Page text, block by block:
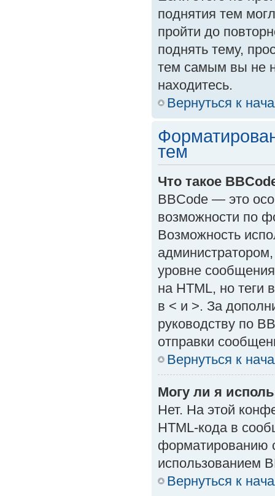
поднятия тем
пройти до
поднять тему,
тем самым вы не
находитесь.
Вернуться к
тем
Что такое
BBCode — это
возможности по
Возможность
уровне
на HTML, но теги
в < и >. За
руководству по
отправки
Вернуться к
Могу ли я
Нет. На этой
HTML-кода в
форматированию
использованием
Вернуться к